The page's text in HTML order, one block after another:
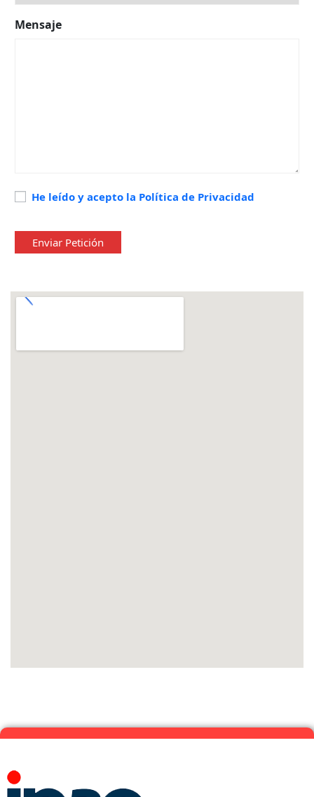
Mensaje
Política
privacidad*
He leído y acepto la Política de Privacidad
Enviar Petición